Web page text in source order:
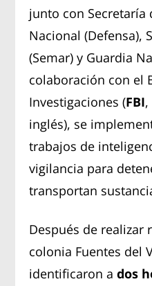
junto con Secretaría
Nacional (Defensa),
(Semar) y Guardia
colaboración con el
Investigaciones (FBI
inglés), se
trabajos de
vigilancia para
transportan
Después de realizar
colonia Fuentes del
identificaron ados